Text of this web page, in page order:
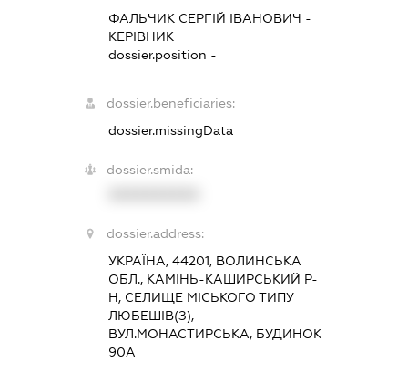
ФАЛЬЧИК СЕРГІЙ ІВАНОВИЧ -
КЕРІВНИК
dossier.position -
dossier.beneficiaries:
dossier.missingData
dossier.smida:
dossier.address:
УКРАЇНА, 44201, ВОЛИНСЬКА
ОБЛ., КАМІНЬ-КАШИРСЬКИЙ Р-
Н, СЕЛИЩЕ МІСЬКОГО ТИПУ
ЛЮБЕШІВ(З),
ВУЛ.МОНАСТИРСЬКА, БУДИНОК
90А